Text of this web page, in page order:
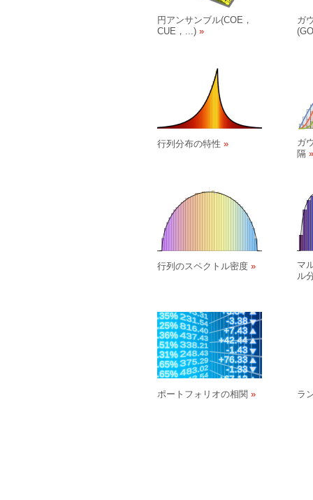
円アンサンブル(COE，
CUE，...)
ガ
行列分布の特性
ガ
隔
行列のスペクトル密度
マ
ル
ポートフォリオの相関 ラ